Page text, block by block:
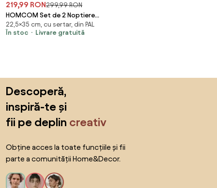
219,99 RON299,99 RON
HOMCOM Set de 2 Noptiere
Suspendate cu Sertar și Raft
Superior din Lemn, 35x32x22.5
22,5×35 cm, cu sertar, din PAL
În stoc
Livrare gratuită
Descoperă,
inspiră-te și
fii pe deplin creativ
Obține acces la toate funcțiile și fii
parte a comunității Home&Decor.